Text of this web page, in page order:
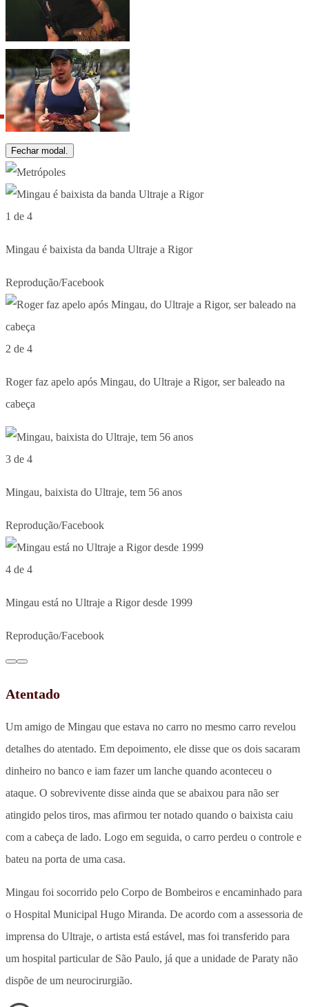
Fechar modal.
1 de 4
Mingau é baixista da banda Ultraje a Rigor
Reprodução/Facebook
2 de 4
Roger faz apelo após Mingau, do Ultraje a Rigor, ser baleado na
cabeça
3 de 4
Mingau, baixista do Ultraje, tem 56 anos
Reprodução/Facebook
4 de 4
Mingau está no Ultraje a Rigor desde 1999
Reprodução/Facebook
Atentado
Um amigo de Mingau que estava no carro no mesmo carro revelou
detalhes do atentado. Em depoimento, ele disse que os dois sacaram
dinheiro no banco e iam fazer um lanche quando aconteceu o
ataque. O sobrevivente disse ainda que se abaixou para não ser
atingido pelos tiros, mas afirmou ter notado quando o baixista caiu
com a cabeça de lado. Logo em seguida, o carro perdeu o controle e
bateu na porta de uma casa.
Mingau foi socorrido pelo Corpo de Bombeiros e encaminhado para
o Hospital Municipal Hugo Miranda. De acordo com a assessoria de
imprensa do Ultraje, o artista está estável, mas foi transferido para
um hospital particular de São Paulo, já que a unidade de Paraty não
dispõe de um neurocirurgião.